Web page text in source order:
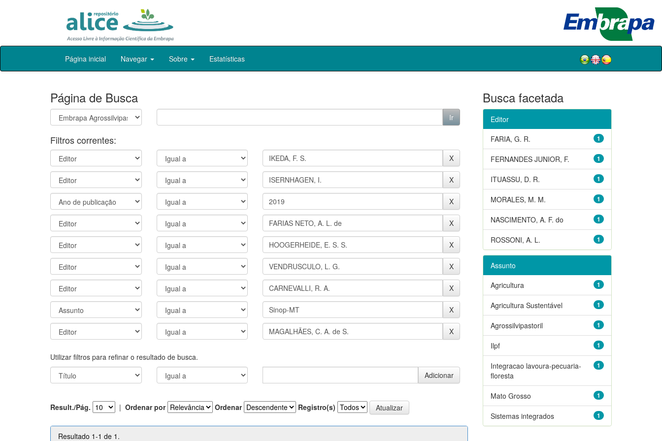
Skip
Página inicial Navegar Sobre Estatísticas
Página de Busca
Filtros correntes:
Utilizar filtros para refinar o resultado de busca.
Result./Pág. | Ordenar por Ordenar Registro(s)
Resultado 1-1 de 1.
Busca facetada
Editor
1
FARIA, G. R.
1
FERNANDES JUNIOR, F.
1
ITUASSU, D. R.
1
MORALES, M. M.
1
NASCIMENTO, A. F. do
1
ROSSONI, A. L.
Assunto
1
Agricultura
1
Agricultura Sustentável
1
Agrossilvipastoril
1
Ilpf
1
Integracao lavoura-pecuaria-
floresta
1
Mato Grosso
1
Sistemas integrados